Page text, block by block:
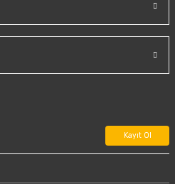
Kayıt Ol